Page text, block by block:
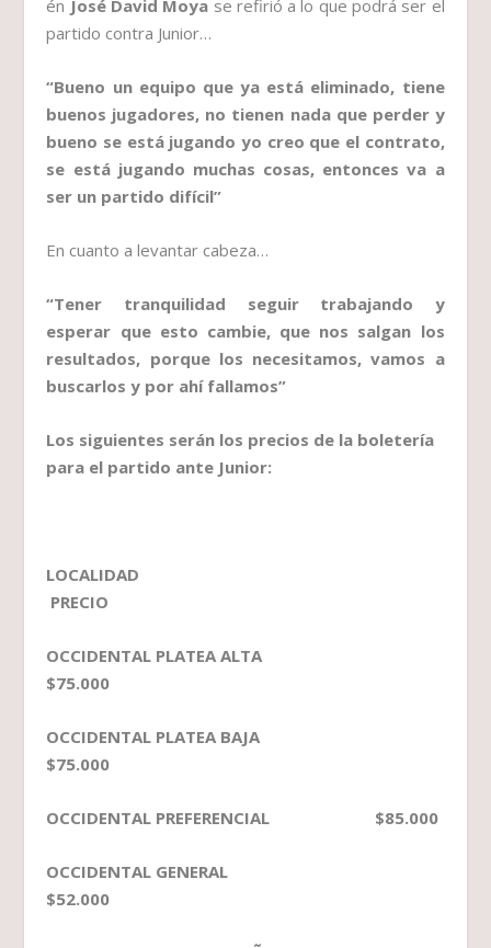
én José David Moya se refirió a lo que podrá ser el
partido contra Junior…
“Bueno un equipo que ya está eliminado, tiene
buenos jugadores, no tienen nada que perder y
bueno se está jugando yo creo que el contrato,
se está jugando muchas cosas, entonces va a
ser un partido difícil”
En cuanto a levantar cabeza…
“Tener tranquilidad seguir trabajando y
esperar que esto cambie, que nos salgan los
resultados, porque los necesitamos, vamos a
buscarlos y por ahí fallamos”
Los siguientes serán los precios de la boletería
para el partido ante Junior:
LOCALIDAD
PRECIO
OCCIDENTAL PLATEA ALTA
$75.000
OCCIDENTAL PLATEA BAJA
$75.000
OCCIDENTAL PREFERENCIAL $85.000
OCCIDENTAL GENERAL
$52.000